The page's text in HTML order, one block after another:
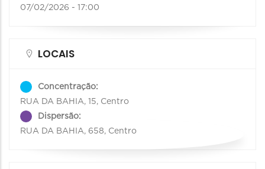
07/02/2026 - 17:00
LOCAIS
Concentração:
RUA DA BAHIA, 15, Centro
Dispersão:
RUA DA BAHIA, 658, Centro